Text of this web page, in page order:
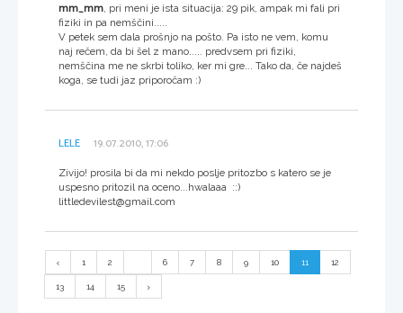
mm_mm , pri meni je ista situacija: 29 pik, ampak mi fali pri
fiziki in pa nemščini.....
V petek sem dala prošnjo na pošto. Pa isto ne vem, komu
naj rečem, da bi šel z mano..... predvsem pri fiziki,
nemščina me ne skrbi toliko, ker mi gre... Tako da, če najdeš
koga, se tudi jaz priporočam :)
LELE 19.07.2010, 17:06
Zivijo! prosila bi da mi nekdo poslje pritozbo s katero se je
uspesno pritozil na oceno...hwalaaa ::)
littledevilest@gmail.com
1 2 6 7 8 9 10 11 12
13 14 15